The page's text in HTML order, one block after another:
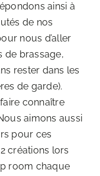
ainsi à
de nos
nous d’aller
de brassage,
rester dans les
de garde).
connaître
aimons aussi
pour ces
créations lors
room chaque